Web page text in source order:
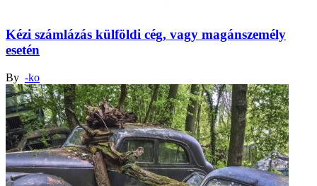
Kézi számlázás külföldi cég, vagy magánszemély
esetén
By -ko